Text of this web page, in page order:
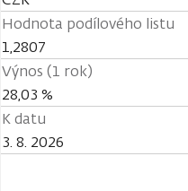
Hodnota podílového listu
1,2807
Výnos (1 rok)
28,03 %
K datu
3. 8. 2026